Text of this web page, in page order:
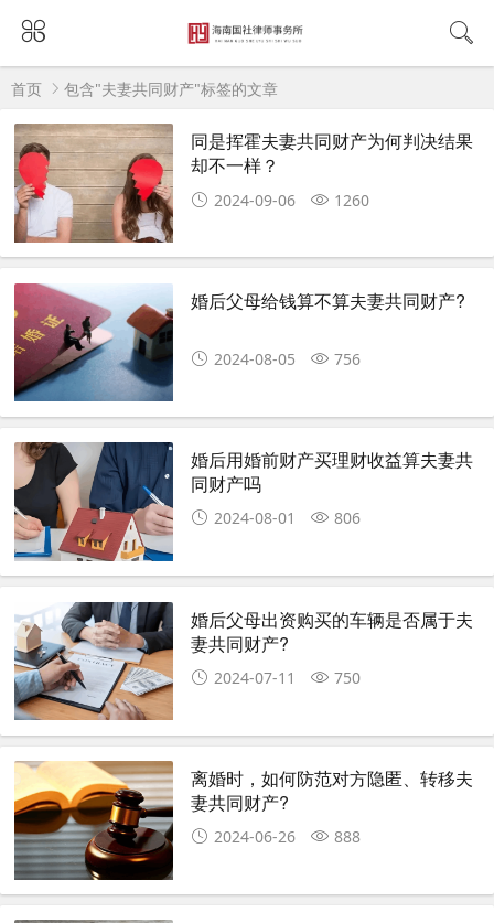
首页 包含"夫妻共同财产"标签的文章
同是挥霍夫妻共同财产为何判决结果
却不一样？
2024-09-06 1260
婚后父母给钱算不算夫妻共同财产?
2024-08-05 756
婚后用婚前财产买理财收益算夫妻共
同财产吗
2024-08-01 806
婚后父母出资购买的车辆是否属于夫
妻共同财产?
2024-07-11 750
离婚时，如何防范对方隐匿、转移夫
妻共同财产?
2024-06-26 888